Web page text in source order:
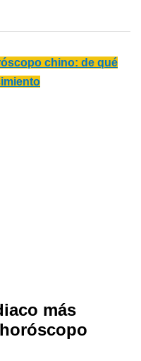
chino: de qué
más